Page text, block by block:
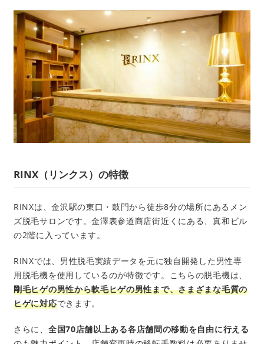
RINX（リンクス）の特徴
RINXは、金沢駅の東口・鼓門から徒歩8分の場所にあるメン
ズ脱毛サロンです。金澤表参道商店街近くにある、真和ビル
の2階に入っています。
RINXでは、男性脱毛実績データを元に独自開発した男性専
用脱毛機を使用しているのが特徴です。こちらの脱毛機は、
剛毛ヒゲの男性から軟毛ヒゲの男性まで、さまざまな毛質の
ヒゲに対応できます。
さらに、 全国70店舗以上ある各店舗間の移動を自由に行える